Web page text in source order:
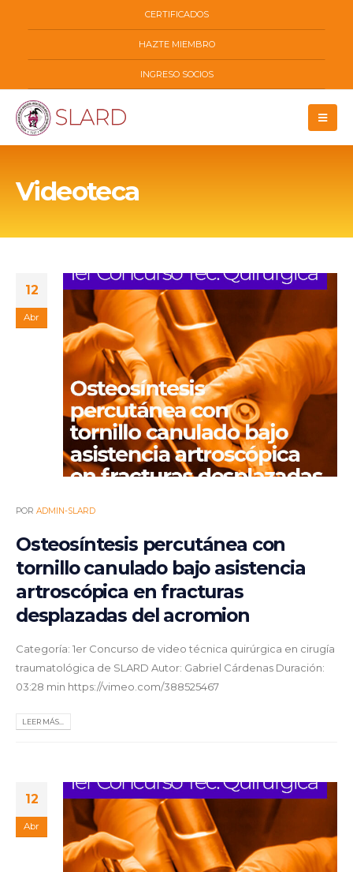
CERTIFICADOS
HAZTE MIEMBRO
INGRESO SOCIOS
Videoteca
12
Abr
POR ADMIN-SLARD
Osteosíntesis percutánea con
tornillo canulado bajo asistencia
artroscópica en fracturas
desplazadas del acromion
Categoría: 1er Concurso de video técnica quirúrgica en cirugía
traumatológica de SLARD Autor: Gabriel Cárdenas Duración:
03:28 min https://vimeo.com/388525467
LEER MÁS...
12
Abr